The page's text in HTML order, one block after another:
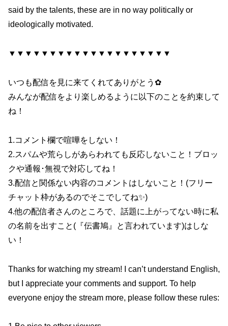
said by the talents, these are in no way politically or
ideologically motivated.
▼▼▼▼▼▼▼▼▼▼▼▼▼▼▼▼▼▼▼▼
いつも配信を見に来てくれてありがとう✿
みんなが配信をより楽しめるように以下のことを約束して
ね！
1.コメント欄で喧嘩をしない！
2.スパムや荒らしがあらわれても反応しないこと！ブロッ
クや通報･無視で対応してね！
3.配信と関係ない内容のコメントはしないこと！(フリー
チャット枠があるのでそこでしてね✨)
4.他の配信者さんのところで、話題に上がってない時に私
の名前を出すこと(『伝書鳩』と言われています)はしな
い！
Thanks for watching my stream! I can’t understand English,
but I appreciate your comments and support. To help
everyone enjoy the stream more, please follow these rules: